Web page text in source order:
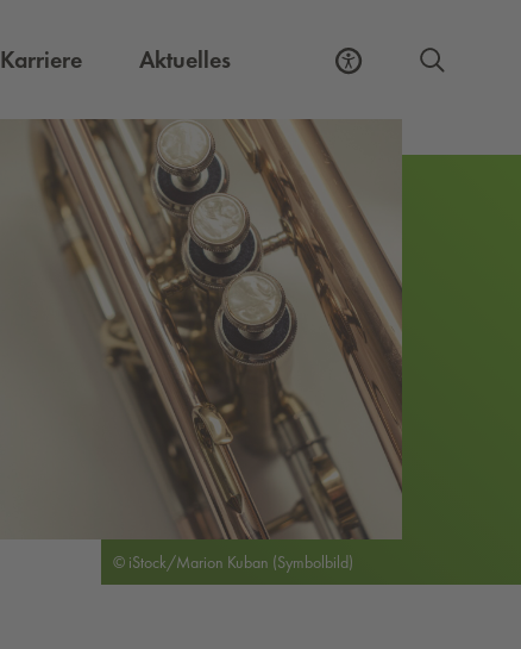
KarriereExterner Link, öffnet eine neue
Aktuelles
© iStock/Marion Kuban (Symbolbild)